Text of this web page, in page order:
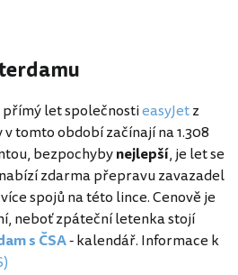
let společnostieasyJetz
tomto období začínají na 1.308
bezpochybynejlepší, je let se
zdarma přepravu zavazadel
spojů na této lince. Cenově je
neboť zpáteční letenka stojí
s ČSA- kalendář. Informace k